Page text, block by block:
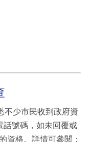
不少市民收到政府資
話號碼，如未回覆或
資格。詳情可參閱：